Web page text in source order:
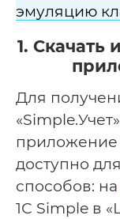
эмуляцию
1. Скачать
Для
приложение
доступно
способов: на
1С Simple в